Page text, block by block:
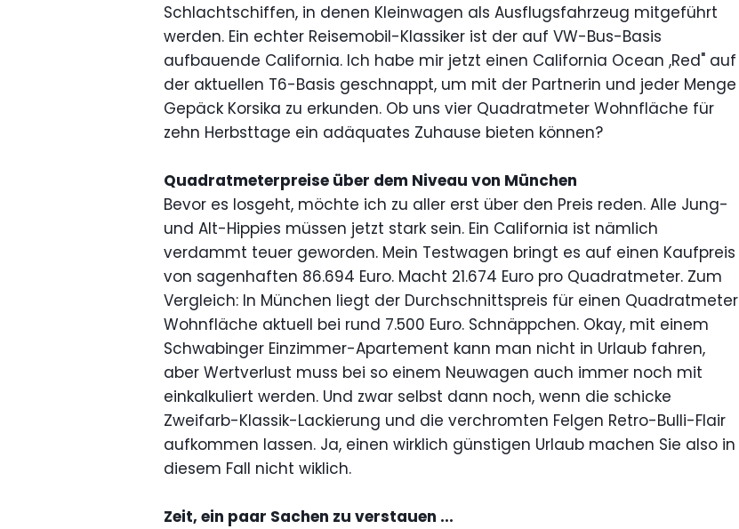
Schlachtschiffen, in denen Kleinwagen als Ausflugsfahrzeug mitgeführt
werden. Ein echter Reisemobil-Klassiker ist der auf VW-Bus-Basis
aufbauende California. Ich habe mir jetzt einen California Ocean ,Red" auf
der aktuellen T6-Basis geschnappt, um mit der Partnerin und jeder Menge
Gepäck Korsika zu erkunden. Ob uns vier Quadratmeter Wohnfläche für
zehn Herbsttage ein adäquates Zuhause bieten können?
Quadratmeterpreise über dem Niveau von München
Bevor es losgeht, möchte ich zu aller erst über den Preis reden. Alle Jung-
und Alt-Hippies müssen jetzt stark sein. Ein California ist nämlich
verdammt teuer geworden. Mein Testwagen bringt es auf einen Kaufpreis
von sagenhaften 86.694 Euro. Macht 21.674 Euro pro Quadratmeter. Zum
Vergleich: In München liegt der Durchschnittspreis für einen Quadratmeter
Wohnfläche aktuell bei rund 7.500 Euro. Schnäppchen. Okay, mit einem
Schwabinger Einzimmer-Apartement kann man nicht in Urlaub fahren,
aber Wertverlust muss bei so einem Neuwagen auch immer noch mit
einkalkuliert werden. Und zwar selbst dann noch, wenn die schicke
Zweifarb-Klassik-Lackierung und die verchromten Felgen Retro-Bulli-Flair
aufkommen lassen. Ja, einen wirklich günstigen Urlaub machen Sie also in
diesem Fall nicht wiklich.
Zeit, ein paar Sachen zu verstauen ...